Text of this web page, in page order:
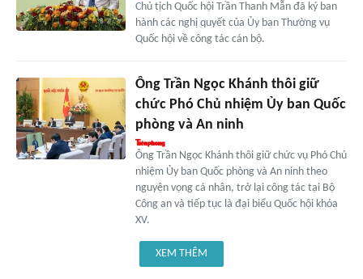
Chủ tịch Quốc hội Trần Thanh Mẫn đã ký ban
hành các nghị quyết của Ủy ban Thường vụ
Quốc hội về công tác cán bộ.
Ông Trần Ngọc Khánh thôi giữ
chức Phó Chủ nhiệm Ủy ban Quốc
phòng và An ninh
Ông Trần Ngọc Khánh thôi giữ chức vụ Phó Chủ
nhiệm Ủy ban Quốc phòng và An ninh theo
nguyện vọng cá nhân, trở lại công tác tại Bộ
Công an và tiếp tục là đại biểu Quốc hội khóa
XV.
XEM THÊM